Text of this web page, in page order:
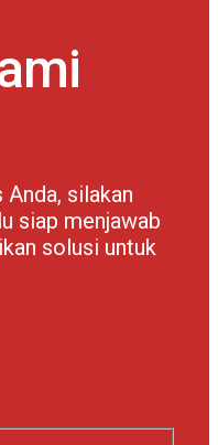
silakan
siap menjawab
solusi untuk